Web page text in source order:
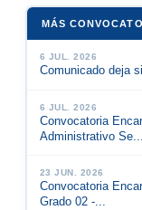
MÁS
6 JUL. 2026
Comunicado deja
6 JUL. 2026
Convocatoria
Administrativo Se...
23 JUN. 2026
Convocatoria
Grado 02 -...